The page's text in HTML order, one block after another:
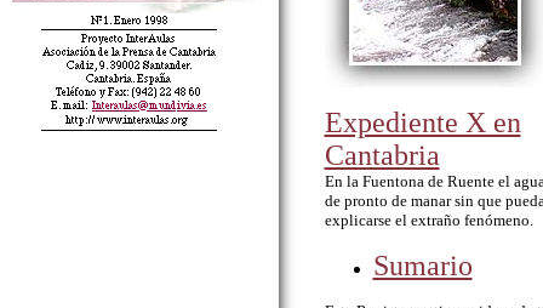
Expediente X en
Cantabria
En la Fuentona de Ruente el
de pronto de manar sin que
explicarse el extraño fenómeno.
Sumario